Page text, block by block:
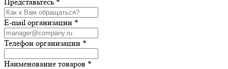
E-mail организации *
Телефон организации *
Наименование товаров *